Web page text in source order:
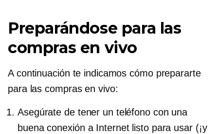
Preparándose para las
compras en vivo
A continuación te indicamos cómo prepararte
para las compras en vivo:
Asegúrate de tener un teléfono con una
buena conexión a Internet listo para usar (¡y